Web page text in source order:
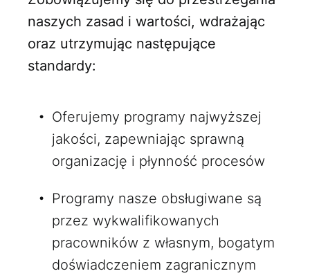
naszych zasad i wartości, wdrażając
oraz utrzymując następujące
standardy:
Oferujemy programy najwyższej
jakości, zapewniając sprawną
organizację i płynność procesów
Programy nasze obsługiwane są
przez wykwalifikowanych
pracowników z własnym, bogatym
doświadczeniem zagranicznym